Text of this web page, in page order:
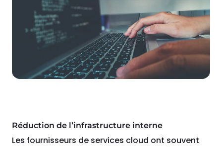
Réduction de l’infrastructure interne
Les fournisseurs de services cloud ont souvent